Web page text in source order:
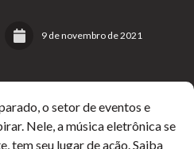
9 de novembro de 2021
o setor de eventos e
Nele, a música eletrônica se
tem seu lugar de ação. Saiba